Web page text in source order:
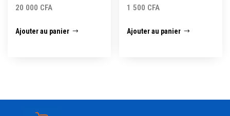
20 000 CFA
Ajouter au panier
1 500 CFA
Ajouter au panier